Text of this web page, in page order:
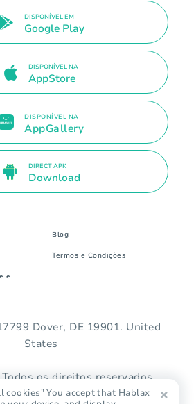
DISPONÍVEL EM
Google Play
DISPONÍVEL NA
AppStore
DISPONÍVEL NA
AppGallery
DIRECT APK
Download
Blog
Termos e Condições
e
Dover, DE 19901. United
States
os direitos reservados.
cookies" You accept that Hablax